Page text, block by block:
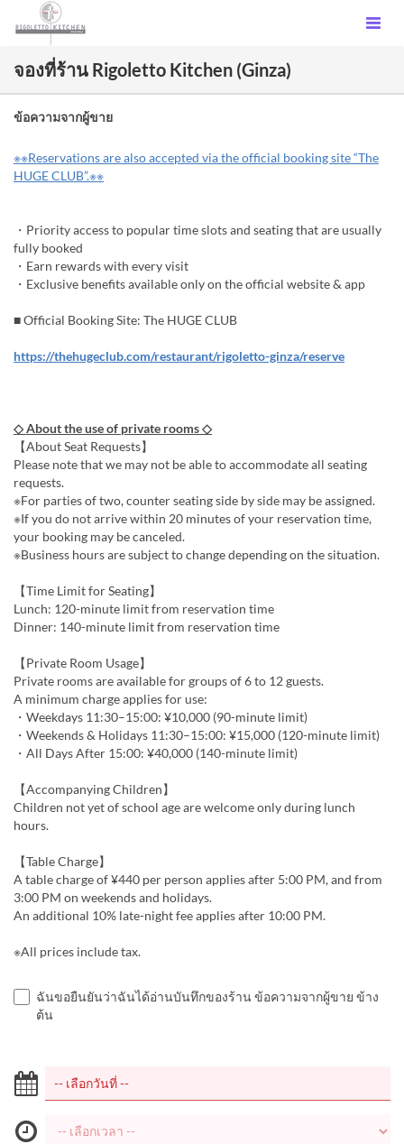
จองที่ร้าน Rigoletto Kitchen (Ginza)
ข้อความจากผู้ขาย
※※Reservations are also accepted via the official booking site “The
HUGE CLUB”.※※
・Priority access to popular time slots and seating that are usually
fully booked
・Earn rewards with every visit
・Exclusive benefits available only on the official website & app
■ Official Booking Site: The HUGE CLUB
https://thehugeclub.com/restaurant/rigoletto-ginza/reserve
◇ About the use of private rooms ◇
【About Seat Requests】
Please note that we may not be able to accommodate all seating
requests.
※For parties of two, counter seating side by side may be assigned.
※If you do not arrive within 20 minutes of your reservation time,
your booking may be canceled.
※Business hours are subject to change depending on the situation.
【Time Limit for Seating】
Lunch: 120-minute limit from reservation time
Dinner: 140-minute limit from reservation time
【Private Room Usage】
Private rooms are available for groups of 6 to 12 guests.
A minimum charge applies for use:
・Weekdays 11:30–15:00: ¥10,000 (90-minute limit)
・Weekends & Holidays 11:30–15:00: ¥15,000 (120-minute limit)
・All Days After 15:00: ¥40,000 (140-minute limit)
【Accompanying Children】
Children not yet of school age are welcome only during lunch
hours.
【Table Charge】
A table charge of ¥440 per person applies after 5:00 PM, and from
3:00 PM on weekends and holidays.
An additional 10% late-night fee applies after 10:00 PM.
※All prices include tax.
ฉันขอยืนยันว่าฉันได้อ่านบันทึกของร้าน ข้อความจากผู้ขาย ข้าง
ต้น